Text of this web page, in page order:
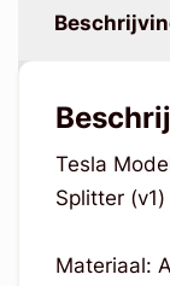
Tesla
Splitter (v1)
Materiaal: